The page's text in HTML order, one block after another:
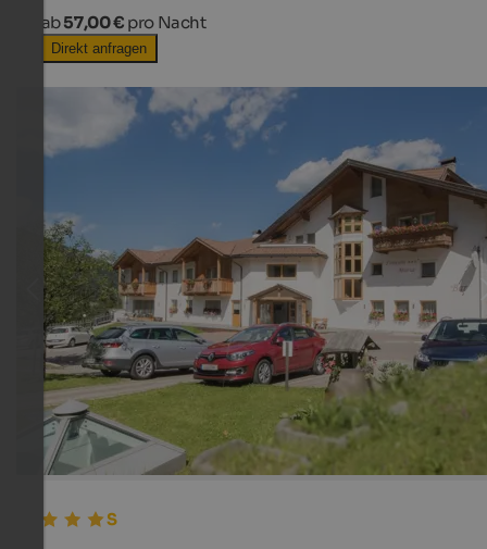
ab57,00 € pro Nacht
Direkt anfragen